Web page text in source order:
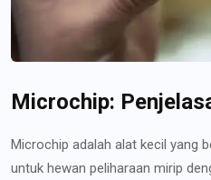
Microchip:
Microchip adalah alat kecil yang
untuk hewan peliharaan mirip